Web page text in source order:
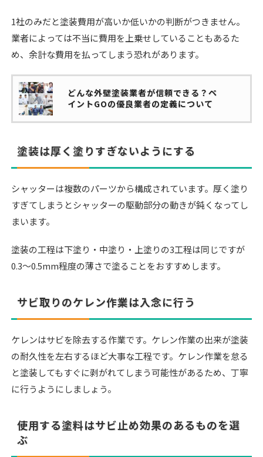
1社のみだと塗装費用が高いか低いかの判断がつきません。
業者によっては不当に費用を上乗せしていることもあるた
め、余計な費用を払ってしまう恐れがあります。
どんな外壁塗装業者が信頼できる？ペ
イントGOの優良業者の定義について
塗装は厚く塗りすぎないようにする
シャッターは複数のパーツから構成されています。厚く塗り
すぎてしまうとシャッターの駆動部分の動きが鈍くなってし
まいます。
塗装の工程は下塗り・中塗り・上塗りの3工程は同じですが
0.3〜0.5mm程度の薄さで塗ることをおすすめします。
サビ取りのケレン作業は入念に行う
ケレンはサビを除去する作業です。ケレン作業の出来が塗装
の耐久性を左右するほど大事な工程です。ケレン作業を怠る
と塗装してもすぐに剥がれてしまう可能性があるため、丁寧
に行うようにしましょう。
使用する塗料はサビ止め効果のあるものを選
ぶ